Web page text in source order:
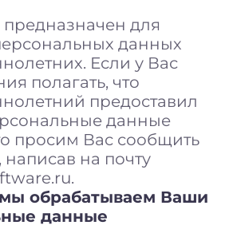
для
данных
Если у Вас
полагать, что
предоставил
данные
просим Вас сообщить
на почту
обрабатываем Ваши
данные